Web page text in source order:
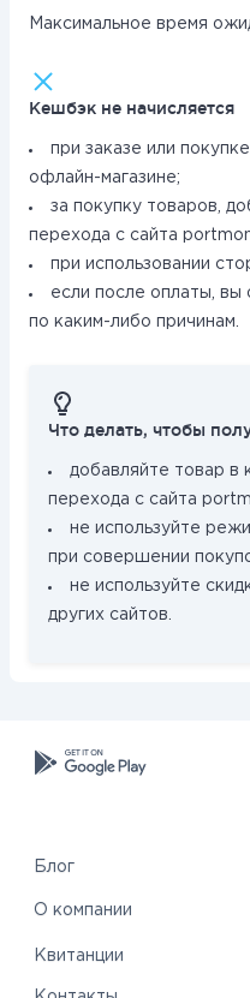
Максимальное время
Кешбэк не начисляется
при заказе или
офлайн-магазине;
за покупку товаров,
перехода с сайта
при использовании
если после оплаты, вы
по каким-либо причинам.
Что делать, чтобы
добавляйте товар в
перехода с сайта
не используйте
при совершении
не используйте
других сайтов.
Блог
О компании
Квитанции